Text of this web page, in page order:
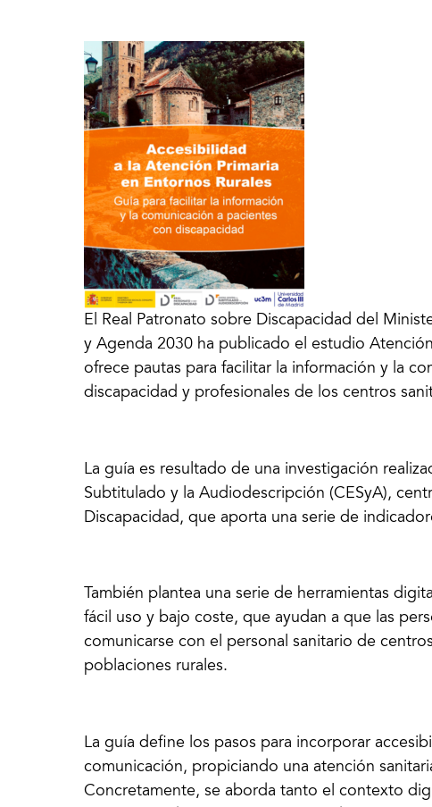
El Real Patronato sobre Discapacidad del
y Agenda 2030 ha publicado el estudio
ofrece pautas para facilitar la información y la
discapacidad y profesionales de los centros
La guía es resultado de una investigación
Subtitulado y la Audiodescripción (CESyA),
Discapacidad, que aporta una serie de
También plantea una serie de herramientas
fácil uso y bajo coste, que ayudan a que las
comunicarse con el personal sanitario de
poblaciones rurales.
La guía define los pasos para incorporar
comunicación, propiciando una atención
Concretamente, se aborda tanto el contexto